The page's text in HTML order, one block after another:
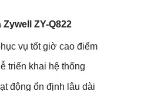
ZY-Q822
vụ tốt giờ cao điểm
triển khai hệ thống
động ổn định lâu dài